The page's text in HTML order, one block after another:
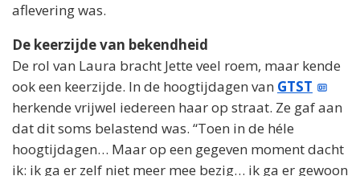
aflevering was.
De keerzijde van bekendheid
De rol van Laura bracht Jette veel roem, maar kende
ook een keerzijde. In de hoogtijdagen van GTST
herkende vrijwel iedereen haar op straat. Ze gaf aan
dat dit soms belastend was. “Toen in de héle
hoogtijdagen… Maar op een gegeven moment dacht
ik: ik ga er zelf niet meer mee bezig… ik ga er gewoon